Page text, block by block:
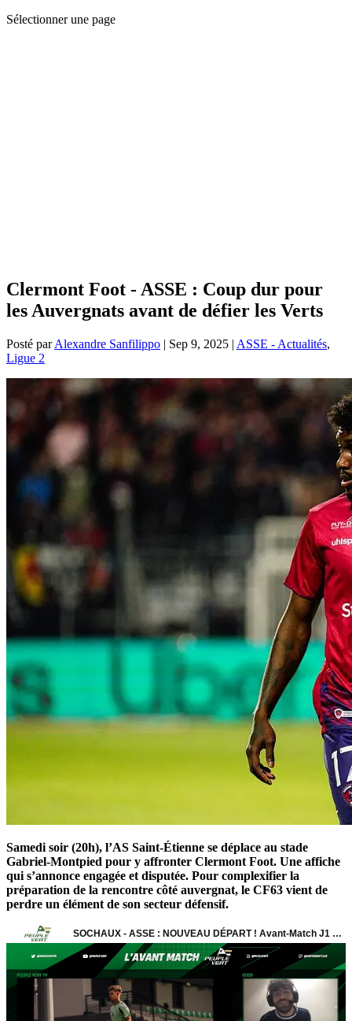
Sélectionner une page
Clermont Foot - ASSE : Coup dur pour
les Auvergnats avant de défier les Verts
Posté parAlexandre Sanfilippo | Sep 9, 2025 | ASSE - Actualités,
Ligue 2
Samedi soir (20h), l’AS Saint-Étienne se déplace au stade
Gabriel-Montpied pour y affronter Clermont Foot. Une affiche
qui s’annonce engagée et disputée. Pour complexifier la
préparation de la rencontre côté auvergnat, le CF63 vient de
perdre un élément de son secteur défensif.